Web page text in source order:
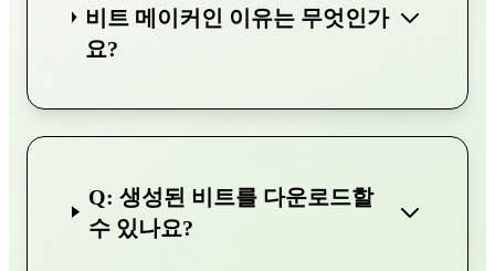
비트 메이커인 이유는 무엇인가
요?
Q: 생성된 비트를 다운로드할
수 있나요?